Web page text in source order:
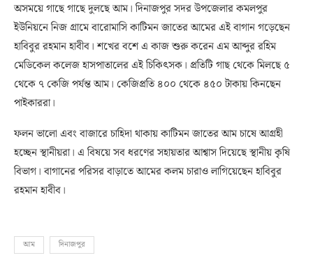
অসময়ে গাছে গাছে দুলছে আম। দিনাজপুর সদর উপজেলার কমলপুর
ইউনিয়নে নিজ গ্রামে বারোমাসি কাটিমন জাতের আমের এই বাগান গড়েছেন
হাবিবুর রহমান হাবীব। শখের বশে এ কাজ শুরু করেন এম আব্দুর রহিম
মেডিকেল কলেজ হাসপাতালের এই চিকিৎসক। প্রতিটি গাছ থেকে মিলছে ৫
থেকে ৭ কেজি পর্যন্ত আম। কেজিপ্রতি ৪০০ থেকে ৪৫০ টাকায় কিনছেন
পাইকাররা।
ফলন ভালো এবং বাজারে চাহিদা থাকায় কাটিমন জাতের আম চাষে আগ্রহী
হচ্ছেন স্থানীয়রা। এ বিষয়ে সব ধরণের সহায়তার আশ্বাস দিয়েছে স্থানীয় কৃষি
বিভাগ। বাগানের পরিসর বাড়াতে আমের কলম চারাও লাগিয়েছেন হাবিবুর
রহমান হাবীব।
আম দিনাজপুর